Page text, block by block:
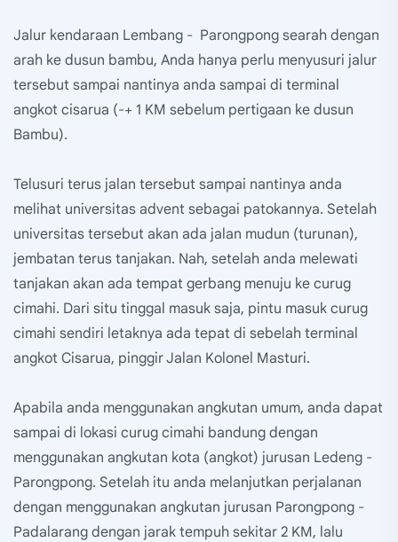
Jalur kendaraan Lembang - Parongpong searah dengan
arah ke dusun bambu, Anda hanya perlu menyusuri jalur
tersebut sampai nantinya anda sampai di terminal
angkot cisarua (-+ 1 KM sebelum pertigaan ke dusun
Bambu).
Telusuri terus jalan tersebut sampai nantinya anda
melihat universitas advent sebagai patokannya. Setelah
universitas tersebut akan ada jalan mudun (turunan),
jembatan terus tanjakan. Nah, setelah anda melewati
tanjakan akan ada tempat gerbang menuju ke curug
cimahi. Dari situ tinggal masuk saja, pintu masuk curug
cimahi sendiri letaknya ada tepat di sebelah terminal
angkot Cisarua, pinggir Jalan Kolonel Masturi.
Apabila anda menggunakan angkutan umum, anda dapat
sampai di lokasi curug cimahi bandung dengan
menggunakan angkutan kota (angkot) jurusan Ledeng -
Parongpong. Setelah itu anda melanjutkan perjalanan
dengan menggunakan angkutan jurusan Parongpong -
Padalarang dengan jarak tempuh sekitar 2 KM, lalu